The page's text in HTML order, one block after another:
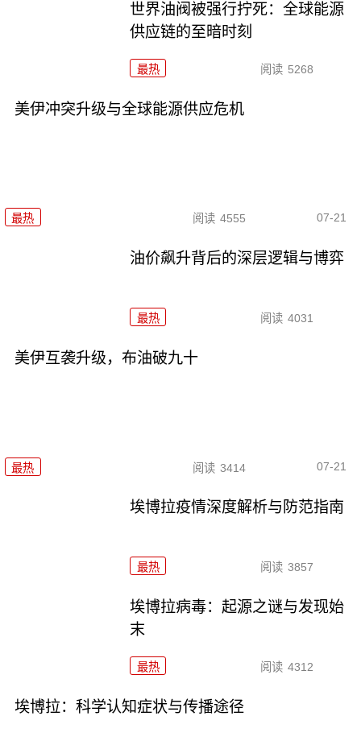
世界油阀被强行拧死：全球能源
供应链的至暗时刻
最热 阅读 5268
美伊冲突升级与全球能源供应危机
最热 阅读 4555 07-21
油价飙升背后的深层逻辑与博弈
最热 阅读 4031
美伊互袭升级，布油破九十
最热 阅读 3414 07-21
埃博拉疫情深度解析与防范指南
最热 阅读 3857
埃博拉病毒：起源之谜与发现始
末
最热 阅读 4312
埃博拉：科学认知症状与传播途径